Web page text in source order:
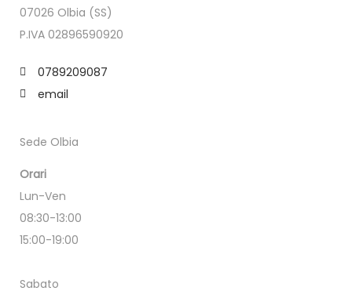
07026 Olbia (SS)
P.IVA 02896590920
0789209087
email
Sede Olbia
Orari
Lun-Ven
08:30-13:00
15:00-19:00
Sabato